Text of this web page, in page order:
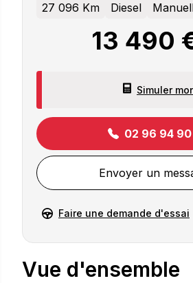
27 096 Km
Diesel
13 490
Simuler
02 96 94 90
Envoyer un
Faire une demande d'essai
Vue d'ensemble